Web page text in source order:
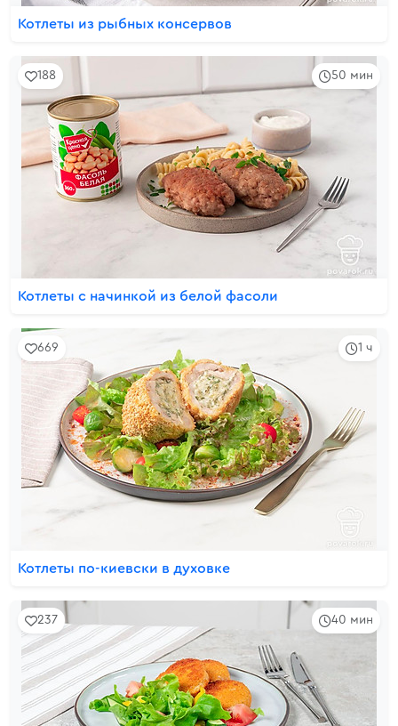
Котлеты из рыбных консервов
50 мин
188
Котлеты с начинкой из белой фасоли
1 ч
669
Котлеты по-киевски в духовке
40 мин
237